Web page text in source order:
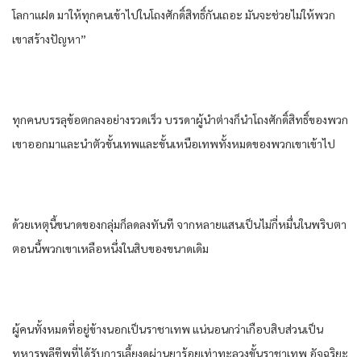
โลกา​แฝด​ มาให้​ทุกคน​เข้าไป​ใน​โถงศักดิ์สิทธิ์​กัน​เถอะ​ มัน​จะช่วย​ไม่ให้​พวก
เขา​สร้าง​ปัญหา​”
ทุกคน​บรรลุ​ข้อตกลง​อย่าง​รวดเร็ว​ บรรดา​ผู้นำ​ต่าง​ก็​นำ​โถงศักดิ์สิทธิ์​ของ​พวก
เขา​ออกมา​และ​นำ​ตัว​ขั้น​เทพ​และ​ขั้น​เหนือ​เทพ​ทั้งหมด​ของ​พวกเขา​เข้าไป​
ด้วยเหตุนี้​ขนาด​ของ​กลุ่ม​ก็​ลดลง​ทันที​ จาก​หลาย​แสน​เป็น​ไม่กี่​หมื่น​ใน​พริบตา​
ตอนนี้​พวกเขา​เหลือ​หนึ่ง​ใน​สิบ​ของ​ขนาด​เดิม​
ผู้คน​ทั้งหมด​ที่อยู่​ข้างนอก​เป็น​ราชา​เทพ​ แน่นอน​กว่า​เกือบ​สิบ​ส่วน​เป็น​
ทหาร​พลีชีพ​ที่​ได้รับ​การ​เลี้ยงดู​ผ่าน​ยา​ร้อย​เท่า​ทะลวง​ขั้น​ราชา​เทพ​ อัจฉริยะ​